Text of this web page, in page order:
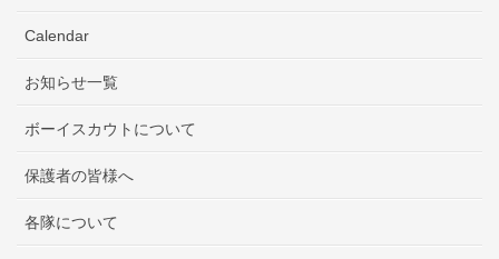
Calendar
お知らせ一覧
ボーイスカウトについて
保護者の皆様へ
各隊について